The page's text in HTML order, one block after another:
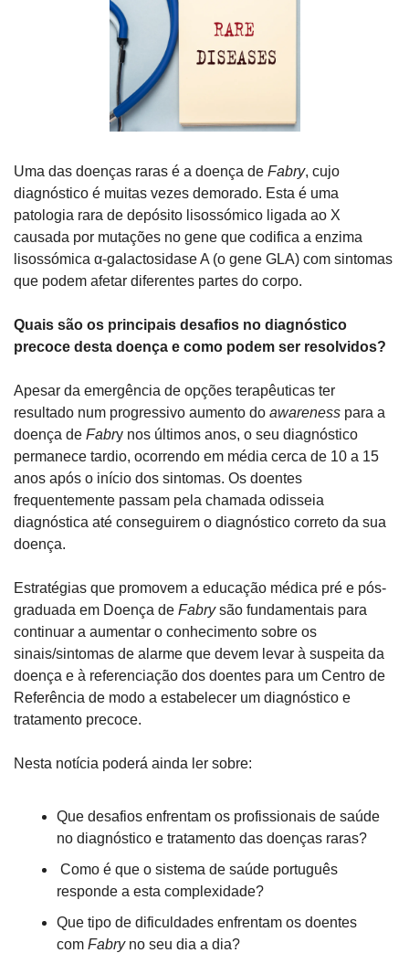
Uma das doenças raras é a doença de Fabry, cujo
diagnóstico é muitas vezes demorado. Esta é uma
patologia rara de depósito lisossómico ligada ao X
causada por mutações no gene que codifica a enzima
lisossómica α-galactosidase A (o gene GLA) com sintomas
que podem afetar diferentes partes do corpo.
Quais são os principais desafios no diagnóstico
precoce desta doença e como podem ser resolvidos?
Apesar da emergência de opções terapêuticas ter
resultado num progressivo aumento do awareness para a
doença de Fabry nos últimos anos, o seu diagnóstico
permanece tardio, ocorrendo em média cerca de 10 a 15
anos após o início dos sintomas. Os doentes
frequentemente passam pela chamada odisseia
diagnóstica até conseguirem o diagnóstico correto da sua
doença.
Estratégias que promovem a educação médica pré e pós-
graduada em Doença de Fabry são fundamentais para
continuar a aumentar o conhecimento sobre os
sinais/sintomas de alarme que devem levar à suspeita da
doença e à referenciação dos doentes para um Centro de
Referência de modo a estabelecer um diagnóstico e
tratamento precoce.
Nesta notícia poderá ainda ler sobre:
Que desafios enfrentam os profissionais de saúde
no diagnóstico e tratamento das doenças raras?
responde a esta complexidade?
Que tipo de dificuldades enfrentam os doentes
com Fabry no seu dia a dia?